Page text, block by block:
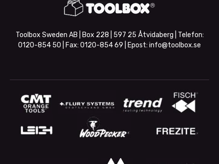
Toolbox Sweden AB | Box 228 | 597 25 Åtvidaberg | Telefon:
0120-854 50 | Fax: 0120-854 69 | Epost: info@toolbox.se